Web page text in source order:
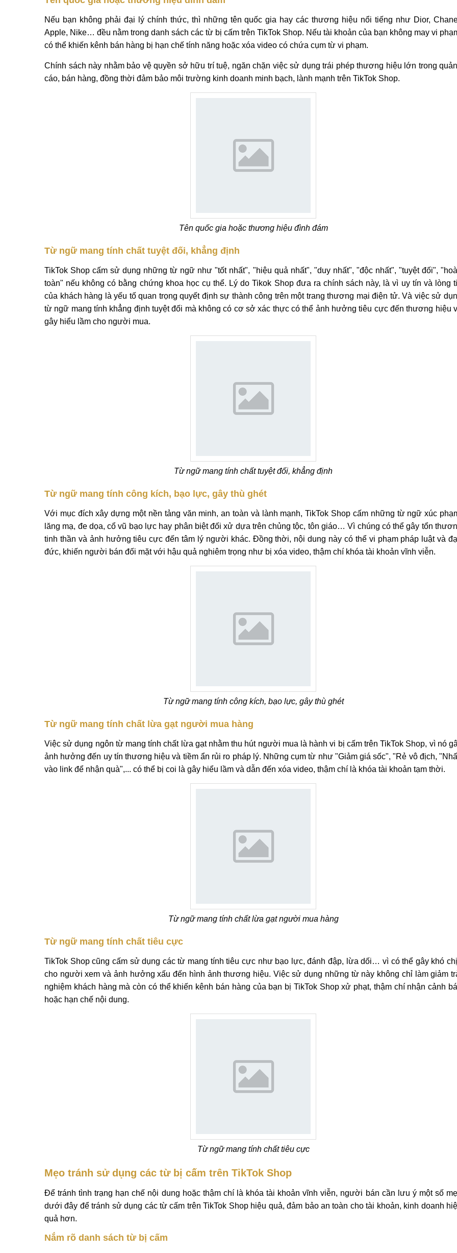
Nếu bạn không phải đại lý chính thức, thì những tên quốc gia hay các thương hiệu nổi tiếng như Dior,
Apple, Nike… đều nằm trong danh sách các từ bị cấm trên TikTok Shop. Nếu tài khoản của bạn không may vi
có thể khiến kênh bán hàng bị hạn chế tính năng hoặc xóa video có chứa cụm từ vi phạm.
Chính sách này nhằm bảo vệ quyền sở hữu trí tuệ, ngăn chặn việc sử dụng trái phép thương hiệu lớn trong
cáo, bán hàng, đồng thời đảm bảo môi trường kinh doanh minh bạch, lành mạnh trên TikTok Shop.
Tên quốc gia hoặc thương hiệu đình đám
Từ ngữ mang tính chất tuyệt đối, khẳng định
TikTok Shop cấm sử dụng những từ ngữ như "tốt nhất", "hiệu quả nhất", "duy nhất", "độc nhất", "tuyệt đối",
toàn" nếu không có bằng chứng khoa học cụ thể. Lý do Tikok Shop đưa ra chính sách này, là vì uy tín và lòng
của khách hàng là yếu tố quan trọng quyết định sự thành công trên một trang thương mại điện tử. Và việc sử
từ ngữ mang tính khẳng định tuyệt đối mà không có cơ sở xác thực có thể ảnh hưởng tiêu cực đến thương hiệu
gây hiểu lầm cho người mua.
Từ ngữ mang tính chất tuyệt đối, khẳng định
Từ ngữ mang tính công kích, bạo lực, gây thù ghét
Với mục đích xây dựng một nền tảng văn minh, an toàn và lành mạnh, TikTok Shop cấm những từ ngữ xúc
lăng mạ, đe dọa, cổ vũ bạo lực hay phân biệt đối xử dựa trên chủng tộc, tôn giáo… Vì chúng có thể gây tổn
tinh thần và ảnh hưởng tiêu cực đến tâm lý người khác. Đồng thời, nội dung này có thể vi phạm pháp luật và
đức, khiến người bán đối mặt với hậu quả nghiêm trọng như bị xóa video, thậm chí khóa tài khoản vĩnh viễn.
Từ ngữ mang tính công kích, bạo lực, gây thù ghét
Từ ngữ mang tính chất lừa gạt người mua hàng
Việc sử dụng ngôn từ mang tính chất lừa gạt nhằm thu hút người mua là hành vi bị cấm trên TikTok Shop, vì nó
ảnh hưởng đến uy tín thương hiệu và tiềm ẩn rủi ro pháp lý. Những cụm từ như "Giảm giá sốc", "Rẻ vô địch,
vào link để nhận quà",... có thể bị coi là gây hiểu lầm và dẫn đến xóa video, thậm chí là khóa tài khoản tạm thời.
Từ ngữ mang tính chất lừa gạt người mua hàng
Từ ngữ mang tính chất tiêu cực
TikTok Shop cũng cấm sử dụng các từ mang tính tiêu cực như bạo lực, đánh đập, lừa dối… vì có thể gây khó
cho người xem và ảnh hưởng xấu đến hình ảnh thương hiệu. Việc sử dụng những từ này không chỉ làm giảm
nghiệm khách hàng mà còn có thể khiến kênh bán hàng của bạn bị TikTok Shop xử phạt, thậm chí nhận cảnh
hoặc hạn chế nội dung.
Từ ngữ mang tính chất tiêu cực
Mẹo tránh sử dụng các từ bị cấm trên TikTok Shop
Để tránh tình trạng hạn chế nội dung hoặc thậm chí là khóa tài khoản vĩnh viễn, người bán cần lưu ý một số
dưới đây để tránh sử dụng các từ cấm trên TikTok Shop hiệu quả, đảm bảo an toàn cho tài khoản, kinh doanh
quả hơn.
Nắm rõ danh sách từ bị cấm